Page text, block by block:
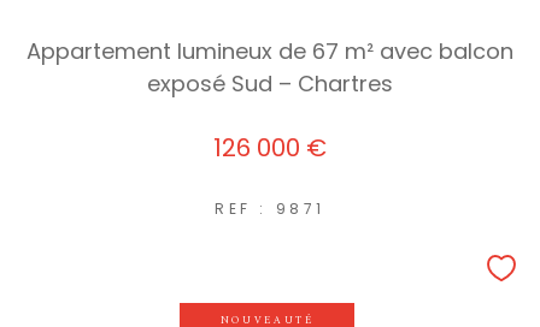
Appartement lumineux de 67 m² avec balcon
exposé Sud – Chartres
126 000 €
REF : 9871
NOUVEAUTÉ